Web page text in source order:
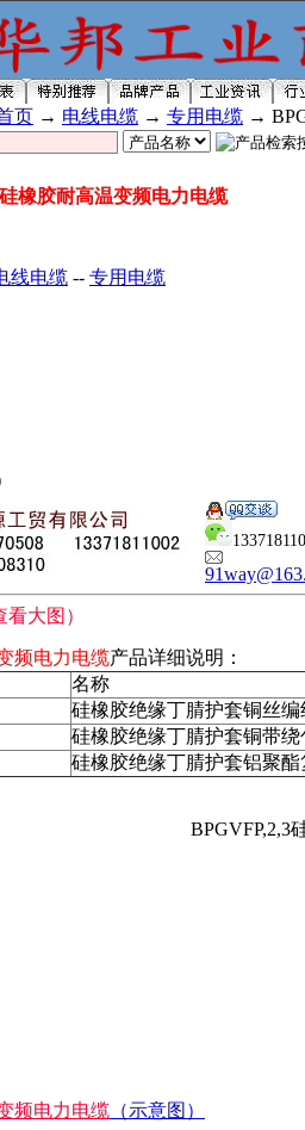
页 → 电线电缆 → 专用电缆 →
橡胶耐高温变频电力电缆
线电缆 -- 专用电缆
看大图）
频电力电缆产品详细说明：
名称
硅橡胶绝缘丁腈护套铜丝
硅橡胶绝缘丁腈护套铜带
硅橡胶绝缘丁腈护套铝聚
BPGVFP,2,3
频电力电缆 （示意图）